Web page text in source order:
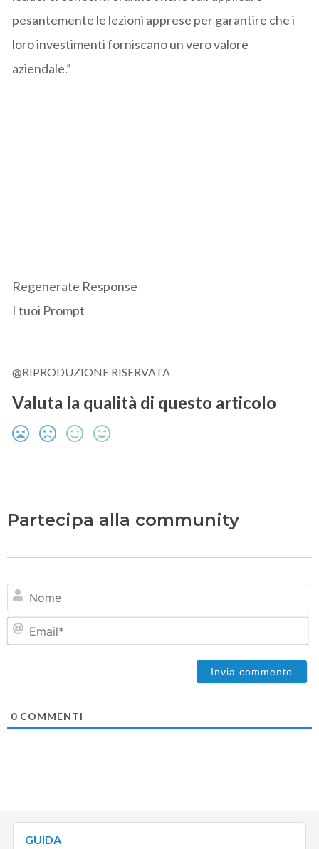
pesantemente le lezioni apprese per garantire che i
loro investimenti forniscano un vero valore
aziendale.”
Regenerate Response
I tuoi Prompt
@RIPRODUZIONE RISERVATA
Valuta la qualità di questo articolo
Partecipa alla community
0 COMMENTI
GUIDA